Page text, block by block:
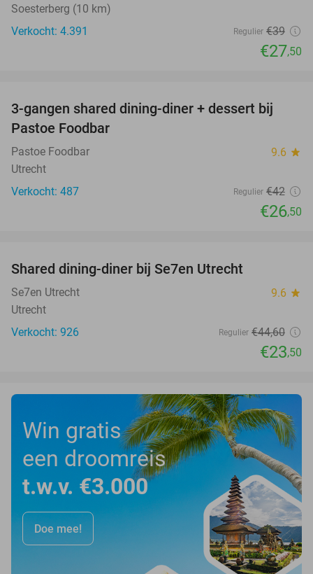
Soesterberg (10 km)
Verkocht: 4.391
Regulier €39
€27,50
37%
3-gangen shared dining-diner + dessert bij
Pastoe Foodbar
Pastoe Foodbar 9.6 star
Utrecht
Verkocht: 487
Regulier €42
€26,50
Shared dining-diner bij Se7en Utrecht
Se7en Utrecht 9.6 star
Utrecht
Verkocht: 926
Regulier €44,60
€23,50
Win gratis
een droomreis
t.w.v. €3.000
Doe mee!